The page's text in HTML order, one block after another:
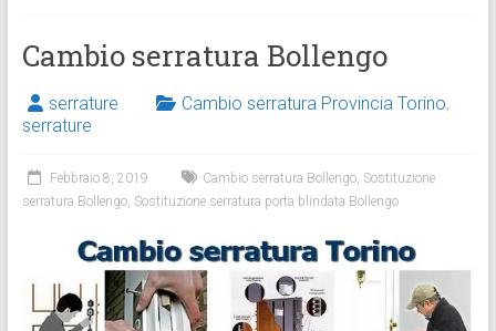
Cambio serratura Bollengo
serrature Cambio serratura Provincia Torino,
serrature
Febbraio 8, 2019 Cambio serratura Bollengo, Sostituzione
serratura Bollengo, Sostituzione serratura porta blindata Bollengo